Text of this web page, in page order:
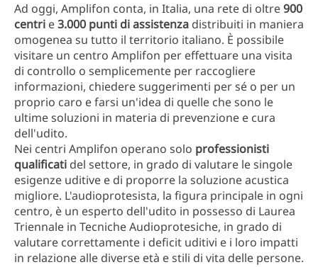
Ad oggi, Amplifon conta, in Italia, una rete di oltre900
centri e3.000 punti di assistenza distribuiti in maniera
omogenea su tutto il territorio italiano. È possibile
visitare un centro Amplifon per effettuare una visita
di controllo o semplicemente per raccogliere
informazioni, chiedere suggerimenti per sé o per un
proprio caro e farsi un'idea di quelle che sono le
ultime soluzioni in materia di prevenzione e cura
dell'udito.
Nei centri Amplifon operano solo professionisti
qualificati del settore, in grado di valutare le singole
esigenze uditive e di proporre la soluzione acustica
migliore. L'audioprotesista, la figura principale in ogni
centro, è un esperto dell'udito in possesso di Laurea
Triennale in Tecniche Audioprotesiche, in grado di
valutare correttamente i deficit uditivi e i loro impatti
in relazione alle diverse età e stili di vita delle persone.